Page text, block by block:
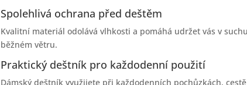
Spolehlivá ochrana před deštěm
Kvalitní materiál odolává vlhkosti a pomáhá udržet vás v
běžném větru.
Praktický deštník pro každodenní použití
Dámský deštník využijete při každodenních pochůzkách,